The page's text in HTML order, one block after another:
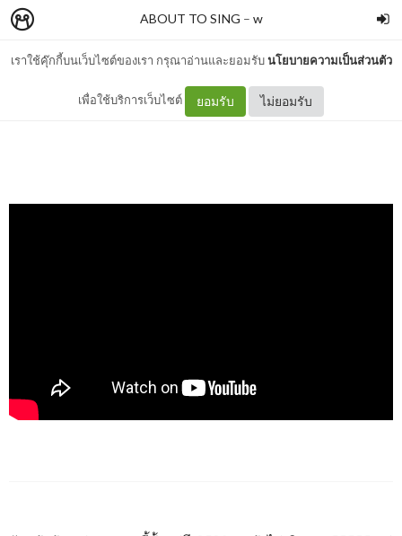
เราใช้คุ๊กกี้บนเว็บไซต์ของเรา กรุณาอ่านและยอมรับนโยบายความเป็นส่วนตัว
เพื่อใช้บริการเว็บไซต์ ยอมรับ ไม่ยอมรับ
ABOUT TO SING – w
สองเราเท่ากัน